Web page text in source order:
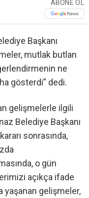
ABONE OL
Başkanı
mutlak butlan
ne
gösterdi” dedi.
gelişmelerle ilgili
Belediye Başkanı
sonrasında,
o gün
açıkça ifade
yaşanan gelişmeler,